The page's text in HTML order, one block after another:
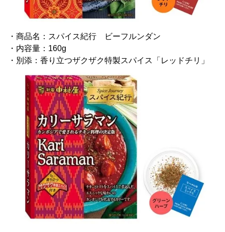
・商品名：スパイス紀行 ビーフルンダン
・内容量：160g
・別添：香り立つザクザク特製スパイス「レッドチリ」